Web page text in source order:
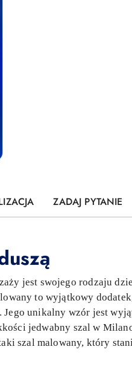
ZADAJ PYTANIE
jest swojego rodzaju
to wyjątkowy
unikalny wzór jest
jedwabny szal w
szal malowany, który